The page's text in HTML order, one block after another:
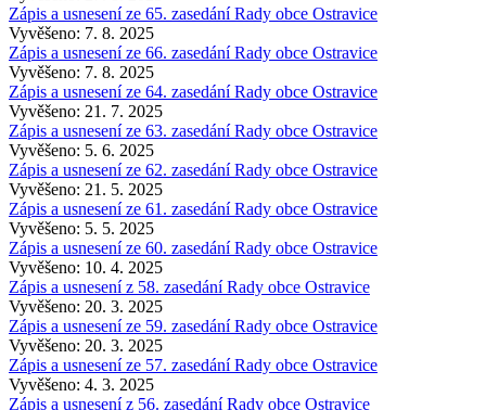
Zápis a usnesení ze 65. zasedání Rady obce Ostravice
Vyvěšeno: 7. 8. 2025
Zápis a usnesení ze 66. zasedání Rady obce Ostravice
Vyvěšeno: 7. 8. 2025
Zápis a usnesení ze 64. zasedání Rady obce Ostravice
Vyvěšeno: 21. 7. 2025
Zápis a usnesení ze 63. zasedání Rady obce Ostravice
Vyvěšeno: 5. 6. 2025
Zápis a usnesení ze 62. zasedání Rady obce Ostravice
Vyvěšeno: 21. 5. 2025
Zápis a usnesení ze 61. zasedání Rady obce Ostravice
Vyvěšeno: 5. 5. 2025
Zápis a usnesení ze 60. zasedání Rady obce Ostravice
Vyvěšeno: 10. 4. 2025
Zápis a usnesení z 58. zasedání Rady obce Ostravice
Vyvěšeno: 20. 3. 2025
Zápis a usnesení ze 59. zasedání Rady obce Ostravice
Vyvěšeno: 20. 3. 2025
Zápis a usnesení ze 57. zasedání Rady obce Ostravice
Vyvěšeno: 4. 3. 2025
Zápis a usnesení z 56. zasedání Rady obce Ostravice